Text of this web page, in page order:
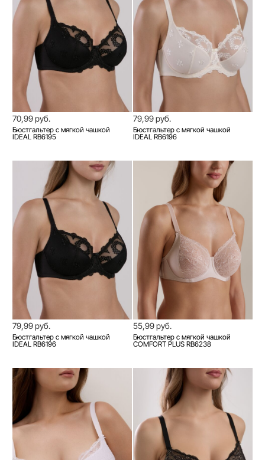
70,99 руб.
Бюстгальтер с мягкой чашкой
IDEAL RB6195
79,99 руб.
Бюстгальтер с мягкой чашкой
IDEAL RB6196
79,99 руб.
Бюстгальтер с мягкой чашкой
IDEAL RB6196
55,99 руб.
Бюстгальтер с мягкой чашкой
COMFORT PLUS RB6238